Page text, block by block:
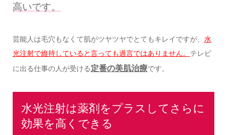
高いです。
芸能人は毛穴もなくて肌がツヤツヤでとてもキレイですが、 水
光注射で維持していると言っても過言ではありません。 テレビ
に出る仕事の人が受ける定番の美肌治療です。
水光注射は薬剤をプラスしてさらに
効果を高くできる